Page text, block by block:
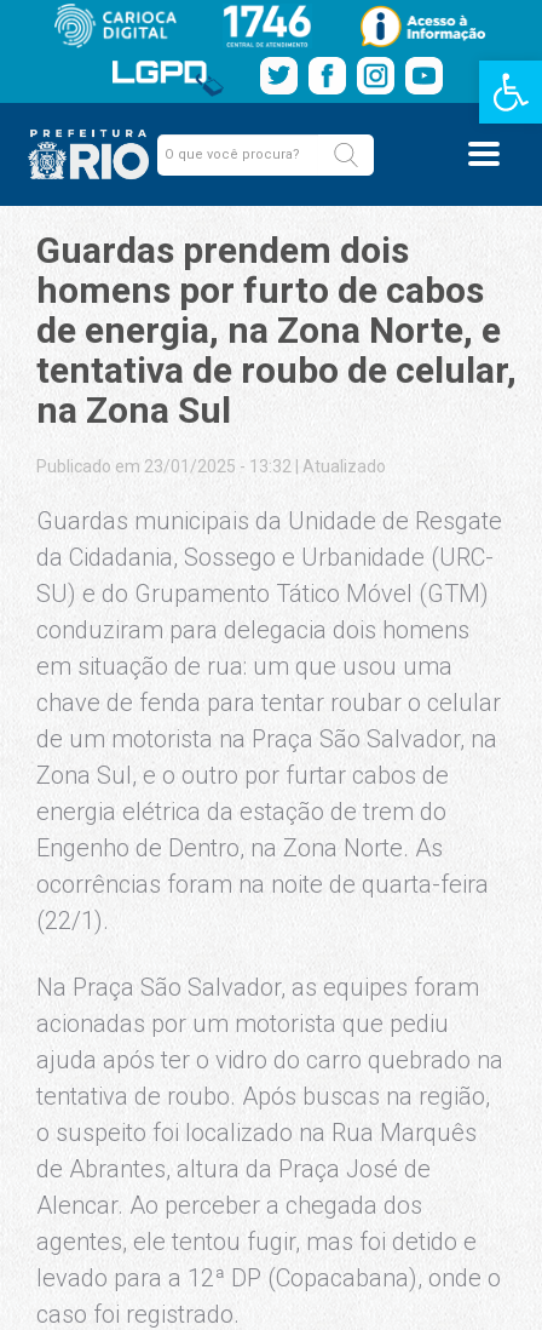
Barra de
Guardas prendem dois
homens por furto de cabos
de energia, na Zona Norte, e
tentativa de roubo de celular,
na Zona Sul
Publicado em 23/01/2025 - 13:32 Atualizado
Guardas municipais da Unidade de Resgate
da Cidadania, Sossego e Urbanidade (URC-
SU) e do Grupamento Tático Móvel (GTM)
conduziram para delegacia dois homens
em situação de rua: um que usou uma
chave de fenda para tentar roubar o celular
de um motorista na Praça São Salvador, na
Zona Sul, e o outro por furtar cabos de
energia elétrica da estação de trem do
Engenho de Dentro, na Zona Norte. As
ocorrências foram na noite de quarta-feira
(22/1).
Na Praça São Salvador, as equipes foram
acionadas por um motorista que pediu
ajuda após ter o vidro do carro quebrado na
tentativa de roubo. Após buscas na região,
o suspeito foi localizado na Rua Marquês
de Abrantes, altura da Praça José de
Alencar. Ao perceber a chegada dos
agentes, ele tentou fugir, mas foi detido e
levado para a 12ª DP (Copacabana), onde o
caso foi registrado.